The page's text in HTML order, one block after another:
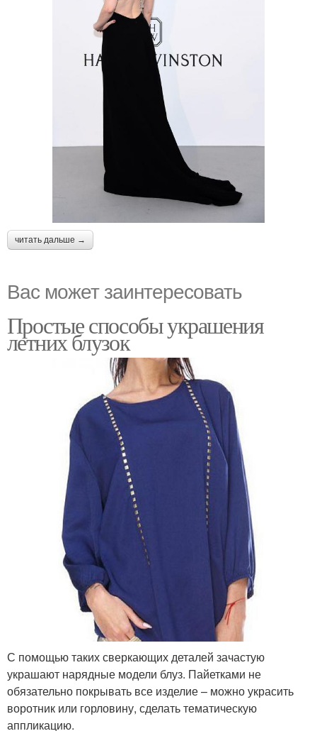
читать дальше →
Вас может заинтересовать
Простые способы украшения
летних блузок
С помощью таких сверкающих деталей зачастую
украшают нарядные модели блуз. Пайетками не
обязательно покрывать все изделие – можно украсить
воротник или горловину, сделать тематическую
аппликацию.